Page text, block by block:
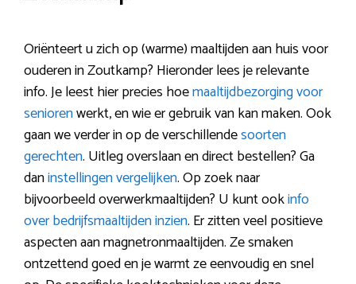
Oriënteert u zich op (warme) maaltijden aan huis voor
ouderen in Zoutkamp? Hieronder lees je relevante
info. Je leest hier precies hoemaaltijdbezorging voor
seniorenwerkt, en wie er gebruik van kan maken. Ook
gaan we verder in op de verschillendesoorten
gerechten. Uitleg overslaan en direct bestellen? Ga
daninstellingen vergelijken. Op zoek naar
bijvoorbeeld overwerkmaaltijden? U kunt ookinfo
over bedrijfsmaaltijden inzien. Er zitten veel positieve
aspecten aan magnetronmaaltijden. Ze smaken
ontzettend goed en je warmt ze eenvoudig en snel